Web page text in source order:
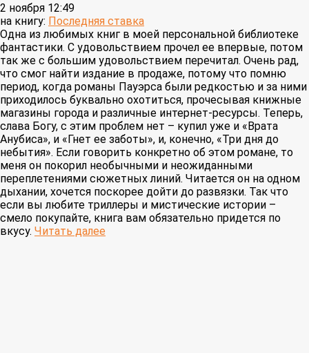
2 ноября 12:49
на книгу: Последняя ставка
Одна из любимых книг в моей персональной библиотеке
фантастики. С удовольствием прочел ее впервые, потом
так же с большим удовольствием перечитал. Очень рад,
что смог найти издание в продаже, потому что помню
период, когда романы Пауэрса были редкостью и за ними
приходилось буквально охотиться, прочесывая книжные
магазины города и различные интернет-ресурсы. Теперь,
слава Богу, с этим проблем нет – купил уже и «Врата
Анубиса», и «Гнет ее заботы», и, конечно, «Три дня до
небытия». Если говорить конкретно об этом романе, то
меня он покорил необычными и неожиданными
переплетениями сюжетных линий. Читается он на одном
дыхании, хочется поскорее дойти до развязки. Так что
если вы любите триллеры и мистические истории –
смело покупайте, книга вам обязательно придется по
вкусу. Читать далее